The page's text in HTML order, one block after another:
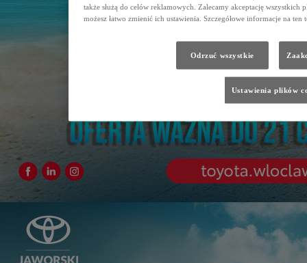
także służą do celów reklamowych. Zalecamy akceptację wszystkich
możesz łatwo zmienić ich ustawienia. Szczegółowe informacje na ten
Odrzuć wszystkie
Ustawienia plików